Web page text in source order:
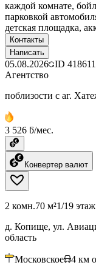
каждой комнате,
парковкой
детская площадка,
Контакты
Написать
05.08.2026 ID
Агентство
поблизости с аг.
3 526 ƃ/мес.
Конвертер валют
2 комн.70 м²1/19 этаж
д. Копище, ул.
область
Московское 4 км